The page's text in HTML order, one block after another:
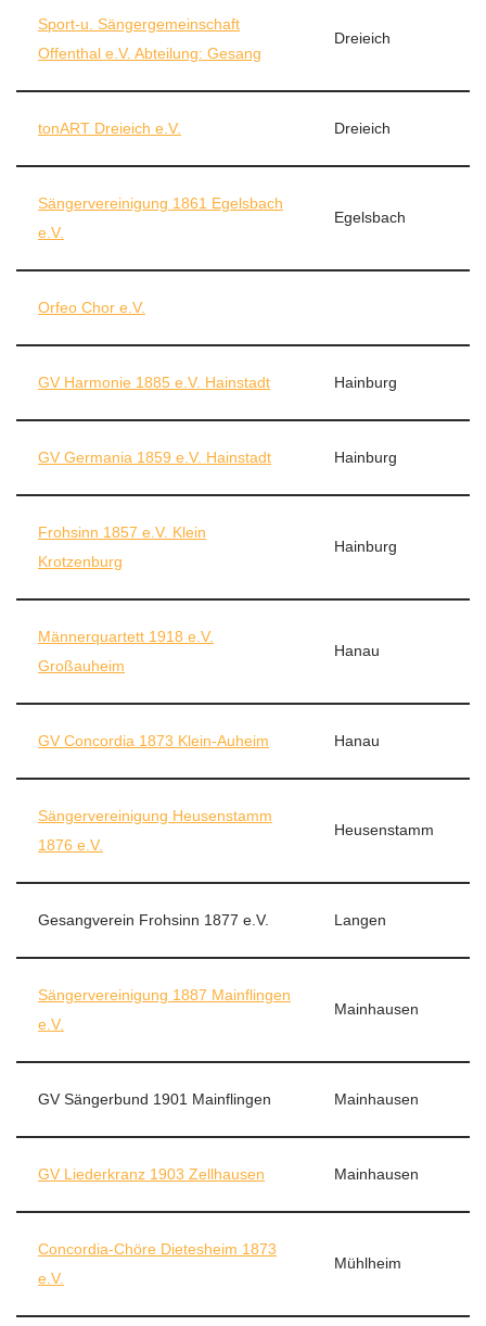
Sport-u. Sängergemeinschaft
Offenthal e.V. Abteilung: Gesang
Dreieich
tonART Dreieich e.V. Dreieich
Sängervereinigung 1861 Egelsbach
e.V.
Egelsbach
Orfeo Chor e.V.
GV Harmonie 1885 e.V. Hainstadt Hainburg
GV Germania 1859 e.V. Hainstadt Hainburg
Frohsinn 1857 e.V. Klein
Krotzenburg
Hainburg
Männerquartett 1918 e.V.
Großauheim
Hanau
GV Concordia 1873 Klein-Auheim Hanau
Sängervereinigung Heusenstamm
1876 e.V.
Heusenstamm
Gesangverein Frohsinn 1877 e.V. Langen
Sängervereinigung 1887 Mainflingen
e.V.
Mainhausen
GV Sängerbund 1901 Mainflingen Mainhausen
GV Liederkranz 1903 Zellhausen Mainhausen
Concordia-Chöre Dietesheim 1873
e.V.
Mühlheim